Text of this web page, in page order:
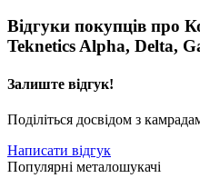
Відгуки покупців про
Teknetics Alpha, Delta,
Залиште відгук!
Поділіться досвідом з
Написати відгук
Популярні металошукачі